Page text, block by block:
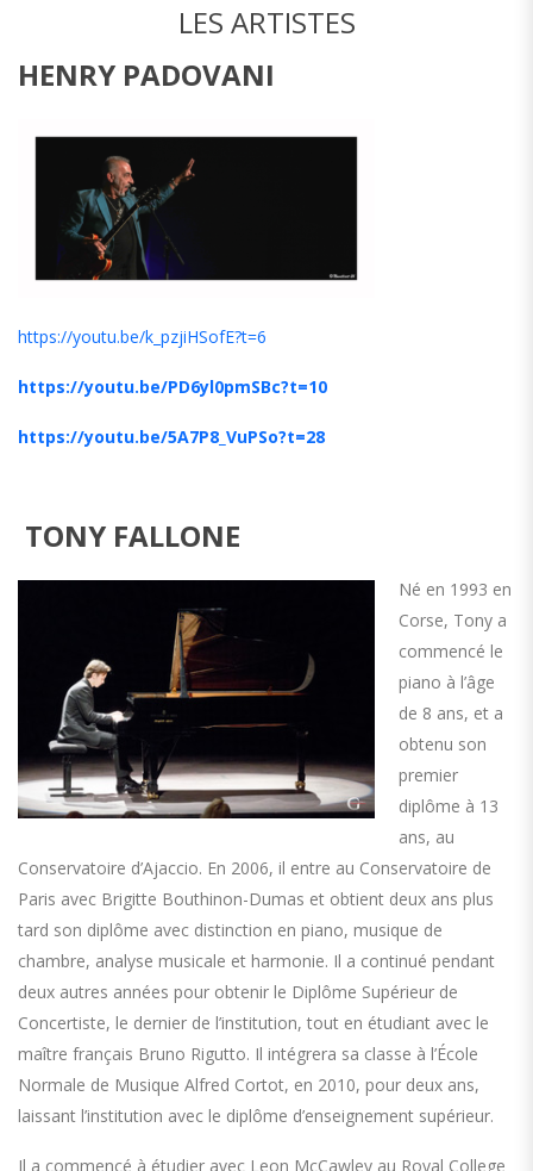
LES ARTISTES
HENRY PADOVANI
https://youtu.be/k_pzjiHSofE?t=6
https://youtu.be/PD6yl0pmSBc?t=10
https://youtu.be/5A7P8_VuPSo?t=28
TONY FALLONE
Né en 1993 en
Corse, Tony a
commencé le
piano à l’âge
de 8 ans, et a
obtenu son
premier
diplôme à 13
ans, au
Conservatoire d’Ajaccio. En 2006, il entre au Conservatoire de
Paris avec Brigitte Bouthinon-Dumas et obtient deux ans plus
tard son diplôme avec distinction en piano, musique de
chambre, analyse musicale et harmonie. Il a continué pendant
deux autres années pour obtenir le Diplôme Supérieur de
Concertiste, le dernier de l’institution, tout en étudiant avec le
maître français Bruno Rigutto. Il intégrera sa classe à l’École
Normale de Musique Alfred Cortot, en 2010, pour deux ans,
laissant l’institution avec le diplôme d’enseignement supérieur.
Il a commencé à étudier avec Leon McCawley au Royal College